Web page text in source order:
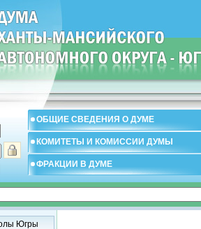
ОБЩИЕ СВЕДЕНИЯ О ДУМЕ
КОМИТЕТЫ И КОМИССИИ ДУМЫ
ФРАКЦИИ В ДУМЕ
Югры